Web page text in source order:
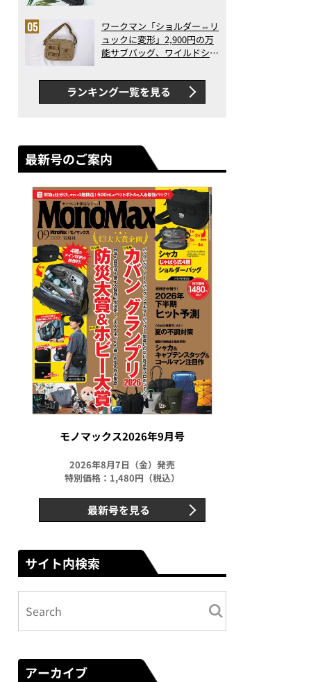
った！
ワークマン「ショルダー⇔リ
ュックに変形」2,900円の万
能サブバッグ、ワイルドシン
録…ほか【休日バッグの人気
記事ランキングベスト3】
（2026年6月版）
ランキング一覧を見る
最新号のご案内
モノマックス2026年9月号
2026年8月7日（金）発売
特別価格：1,480円（税込）
最新号を見る
サイト内検索
アーカイブ